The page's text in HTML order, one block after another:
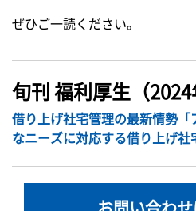
ぜひご一読ください。
旬刊 福利厚生（2024
借り上げ社宅管理の最新情勢
なニーズに対応する借り上げ社